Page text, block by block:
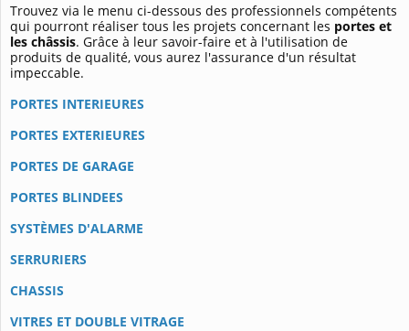
Trouvez via le menu ci-dessous des professionnels compétents
qui pourront réaliser tous les projets concernant les portes et
les châssis. Grâce à leur savoir-faire et à l'utilisation de
produits de qualité, vous aurez l'assurance d'un résultat
impeccable.
PORTES INTERIEURES
PORTES EXTERIEURES
PORTES DE GARAGE
PORTES BLINDEES
SYSTÈMES D'ALARME
SERRURIERS
CHASSIS
VITRES ET DOUBLE VITRAGE